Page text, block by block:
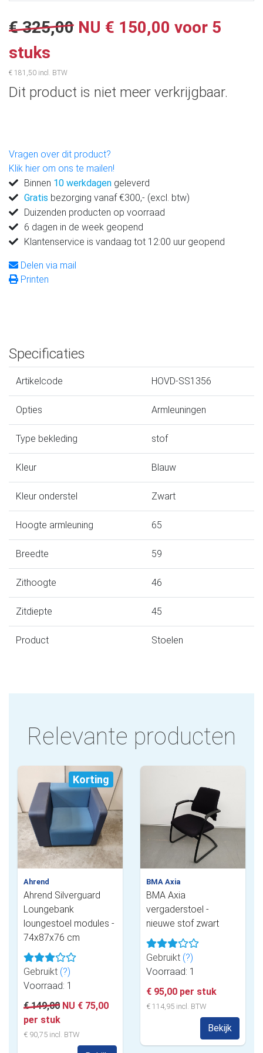
€ 325,00 NU € 150,00 voor 5
stuks
€ 181,50 incl. BTW
Dit product is niet meer verkrijgbaar.
Vragen over dit product?
Klik hier om ons te mailen!
Binnen 10 werkdagen geleverd
Gratis bezorging vanaf €300,- (excl. btw)
Duizenden producten op voorraad
6 dagen in de week geopend
Klantenservice is vandaag tot 12:00 uur geopend
Delen via mail
Printen
Specificaties
Artikelcode HOVD-SS1356
Opties Armleuningen
Type bekleding stof
Kleur Blauw
Kleur onderstel Zwart
Hoogte armleuning 65
Breedte 59
Zithoogte 46
Zitdiepte 45
Product Stoelen
Relevante producten
Korting
Ahrend
Ahrend Silverguard
Loungebank
loungestoel modules -
74x87x76 cm
Gebruikt (?)
Voorraad: 1
€ 149,00 NU € 75,00
per stuk
€ 90,75 incl. BTW
BMA Axia
BMA Axia
vergaderstoel -
nieuwe stof zwart
Gebruikt (?)
Voorraad: 1
€ 95,00 per stuk
€ 114,95 incl. BTW
Bekijk